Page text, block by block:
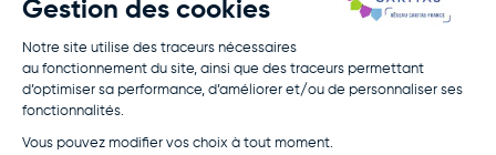
Cités Caritas - Tous droits réservés - 2026